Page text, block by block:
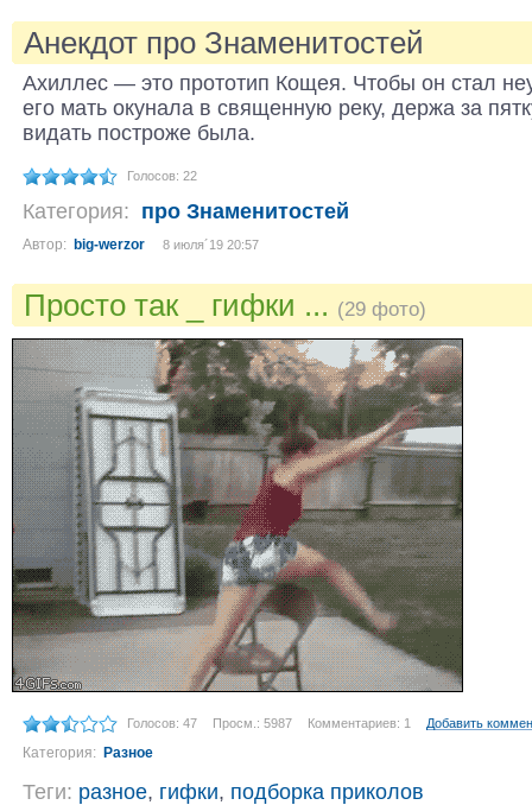
Анекдот про Знаменитостей
Ахиллес — это прототип Кощея. Чтобы он стал
его мать окунала в священную реку, держа за
видать построже была.
Голосов: 22
Категория: про Знаменитостей
Автор: big-werzor 8 июля´19 20:57
Просто так _ гифки ... (29 фото)
Голосов: 47 Просм.: 5987 Комментариев: 1 Добавить
Категория: Разное
Теги: разное, гифки, подборка приколов